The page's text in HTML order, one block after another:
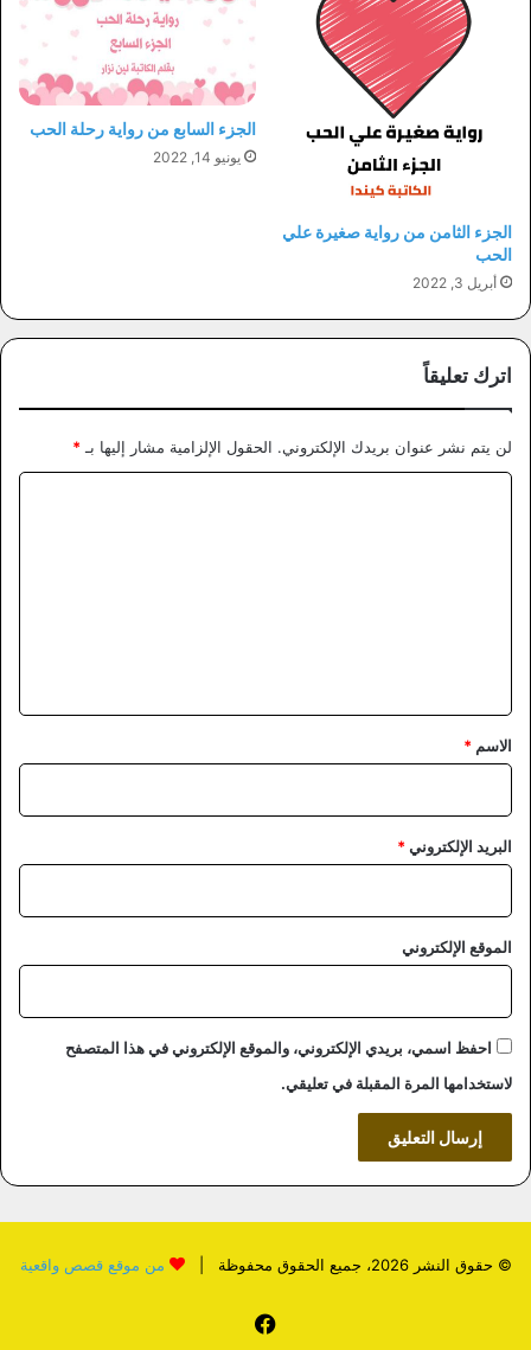
الجزء الثامن من رواية صغيرة علي
الحب
أبريل 3, 2022
الجزء السابع من رواية رحلة الحب
يونيو 14, 2022
اترك تعليقاً
لن يتم نشر عنوان بريدك الإلكتروني. الحقول الإلزامية مشار إليها بـ*
*
الاسم *
البريد الإلكتروني*
الموقع الإلكتروني
احفظ اسمي، بريدي الإلكتروني، والموقع الإلكتروني في هذا المتصفح
لاستخدامها المرة المقبلة في تعليقي.
© حقوق النشر 2026، جميع الحقوق محفوظة | من موقع قصص واقعية